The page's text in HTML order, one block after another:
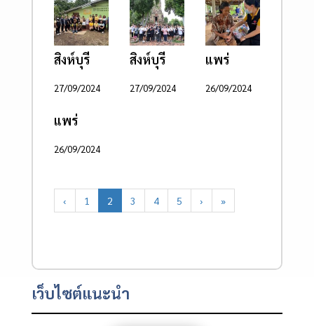
สิงห์บุรี
27/09/2024
สิงห์บุรี
27/09/2024
แพร่
26/09/2024
แพร่
26/09/2024
‹ 1 2 3 4 5 › »
เว็บไซต์แนะนำ